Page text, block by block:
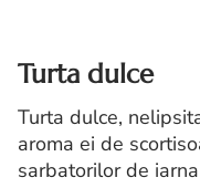
Turta dulce
Turta dulce,
aroma ei de
sarbatorilor de